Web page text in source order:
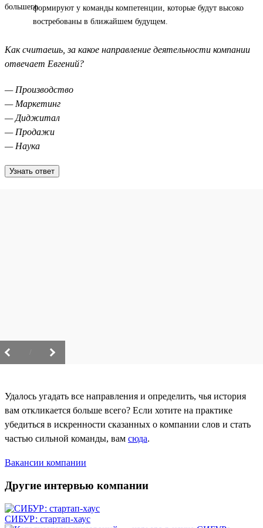
формируют у команды компетенции, которые будут высоко
востребованы в ближайшем будущем.
Как считаешь, за какое направление деятельности компании
отвечает Евгений?
— Производство
— Маркетинг
— Диджитал
— Продажи
— Наука
Узнать ответ
Удалось угадать все направления и определить, чья история
вам откликается больше всего? Если хотите на практике
убедиться в искренности сказанных о компании слов и стать
частью сильной команды, вам сюда.
Вакансии компании
Другие интервью компании
СИБУР: стартап-хаус